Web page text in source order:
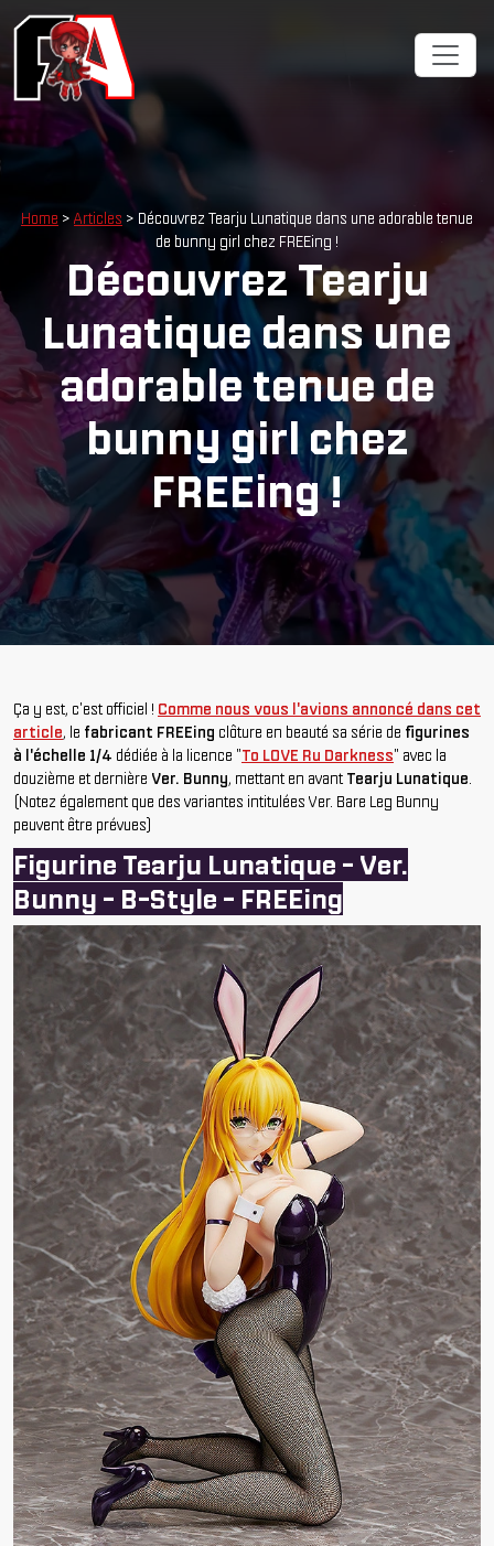
Home > Articles > Découvrez Tearju Lunatique dans une adorable tenue
de bunny girl chez FREEing !
Découvrez Tearju
Lunatique dans une
adorable tenue de
bunny girl chez
FREEing !
Ça y est, c'est officiel ! Comme nous vous l'avions annoncé dans cet
article, le fabricant FREEing clôture en beauté sa série de figurines
à l'échelle 1/4 dédiée à la licence "To LOVE Ru Darkness" avec la
douzième et dernière Ver. Bunny, mettant en avant Tearju Lunatique.
(Notez également que des variantes intitulées Ver. Bare Leg Bunny
peuvent être prévues)
Figurine Tearju Lunatique - Ver.
Bunny - B-Style - FREEing
Cookies management panel